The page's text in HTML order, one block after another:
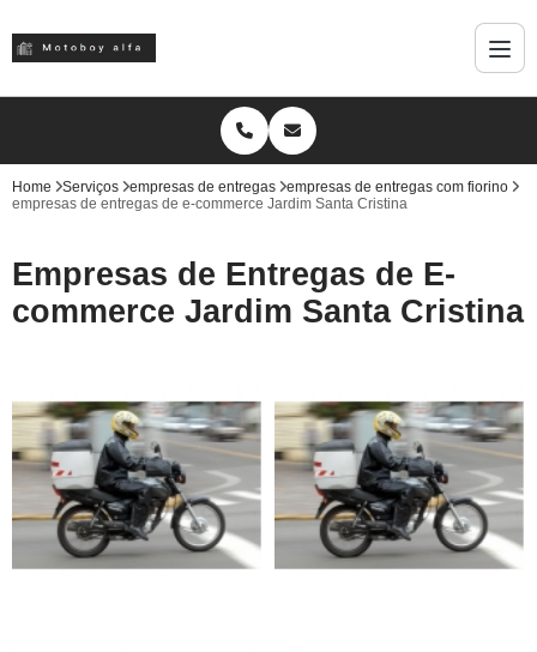
Home Serviços empresas de entregas
empresas de entregas com fiorino
empresas de entregas de e-commerce Jardim Santa Cristina
Empresas de Entregas de E-
commerce Jardim Santa Cristina